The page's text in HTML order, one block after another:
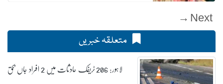
Next →
متعلقہ خبریں
لاہور: 206 ٹریفک حادثات میں 2 افراد جاں بحق